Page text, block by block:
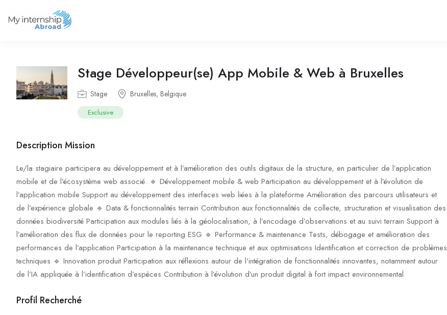
Stage Développeur(se) App Mobile & Web à Bruxelles
Stage Bruxelles, Belgique
Exclusive
Description Mission
Le/la stagiaire participera au développement et à l’amélioration des outils digitaux de la structure, en particulier de l’application
mobile et de l’écosystème web associé. 🔹 Développement mobile & web Participation au développement et à l’évolution de
l’application mobile Support au développement des interfaces web liées à la plateforme Amélioration des parcours utilisateurs et
de l’expérience globale 🔹 Data & fonctionnalités terrain Contribution aux fonctionnalités de collecte, structuration et visualisation des
données biodiversité Participation aux modules liés à la géolocalisation, à l’encodage d’observations et au suivi terrain Support à
l’amélioration des flux de données pour le reporting ESG 🔹 Performance & maintenance Tests, débogage et amélioration des
performances de l’application Participation à la maintenance technique et aux optimisations Identification et correction de problèmes
techniques 🔹 Innovation produit Participation aux réflexions autour de l’intégration de fonctionnalités innovantes, notamment autour
de l’IA appliquée à l’identification d’espèces Contribution à l’évolution d’un produit digital à fort impact environnemental
Profil Recherché